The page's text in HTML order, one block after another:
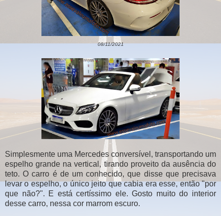
08/11/2021
Simplesmente uma Mercedes conversível, transportando um
espelho grande na vertical, tirando proveito da ausência do
teto. O carro é de um conhecido, que disse que precisava
levar o espelho, o único jeito que cabia era esse, então "por
que não?". E está certíssimo ele. Gosto muito do interior
desse carro, nessa cor marrom escuro.